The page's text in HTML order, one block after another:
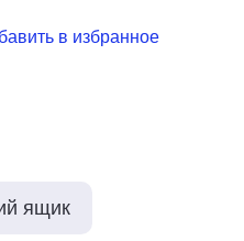
в избранное
ящик